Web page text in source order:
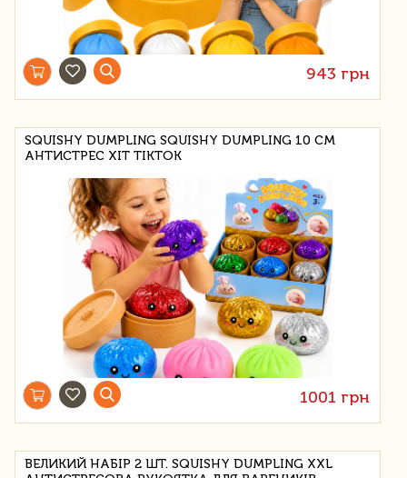
943 грн
SQUISHY DUMPLING SQUISHY DUMPLING 10 СМ
АНТИСТРЕС ХІТ TIKTOK
1001 грн
ВЕЛИКИЙ НАБІР 2 ШТ. SQUISHY DUMPLING XXL